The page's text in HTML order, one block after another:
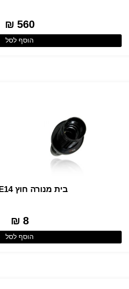
560 ₪
הוסף לסל
בית מנורה חוץ E14+טבעת
8 ₪
הוסף לסל